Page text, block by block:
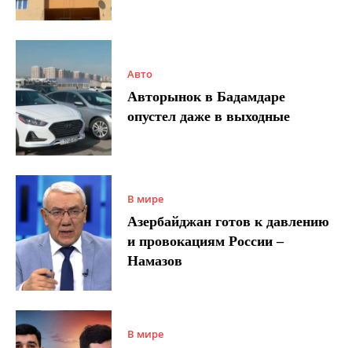
Авто
Авторынок в Бадамдаре
опустел даже в выходные
В мире
Азербайджан готов к давлению
и провокациям России –
Намазов
В мире